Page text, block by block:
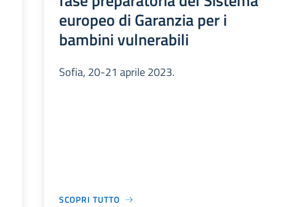
europeo di Garanzia per i
bambini vulnerabili
Sofia, 20-21 aprile 2023.
SCOPRI TUTTO